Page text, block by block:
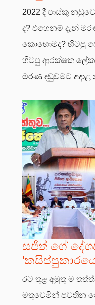
2022 දී පාස්කු
ද? එහෙනම් දැන්
කොහොමද? හිටපු
හිටපු ආරක්ෂක
මරණ දඬුවමට
සජිත් ගේ
රට තුළ අමුතු ම
මතුවෙමින් පවතින